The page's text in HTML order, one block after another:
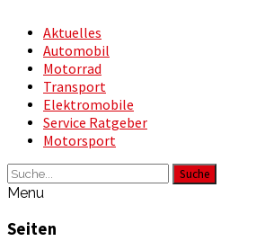
Aktuelles
Automobil
Motorrad
Transport
Elektromobile
Service Ratgeber
Motorsport
Suche
Menu
Seiten